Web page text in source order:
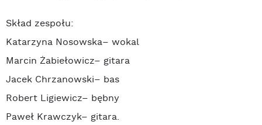
Skład zespołu:
Katarzyna Nosowska– wokal
Marcin Żabiełowicz– gitara
Jacek Chrzanowski– bas
Robert Ligiewicz– bębny
Paweł Krawczyk– gitara.